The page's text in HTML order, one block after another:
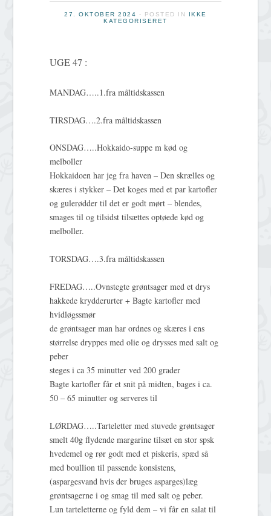
27. OKTOBER 2024 - POSTED IN
IKKE
KATEGORISERET
UGE 47 :
MANDAG…..1.fra måltidskassen
TIRSDAG….2.fra måltidskassen
ONSDAG…..Hokkaido-suppe m kød og
melboller
Hokkaidoen har jeg fra haven – Den skrælles og
skæres i stykker – Det koges med et par kartofler
og gulerødder til det er godt mørt – blendes,
smages til og tilsidst tilsættes optøede kød og
melboller.
TORSDAG….3.fra måltidskassen
FREDAG…..Ovnstegte grøntsager med et drys
hakkede krydderurter + Bagte kartofler med
hvidløgssmør
de grøntsager man har ordnes og skæres i ens
størrelse dryppes med olie og drysses med salt og
peber
steges i ca 35 minutter ved 200 grader
Bagte kartofler får et snit på midten, bages i ca.
50 – 65 minutter og serveres til
LØRDAG…..Tarteletter med stuvede grøntsager
smelt 40g flydende margarine tilsæt en stor spsk
hvedemel og rør godt med et piskeris, spæd så
med boullion til passende konsistens,
(aspargesvand hvis der bruges asparges)læg
grøntsagerne i og smag til med salt og peber.
Lun tarteletterne og fyld dem – vi får en salat til